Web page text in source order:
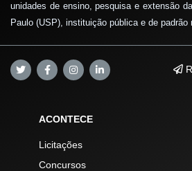
unidades de ensino, pesquisa e extensão
Paulo (USP), instituição pública e de padrão
ACONTECE
Licitações
Concursos